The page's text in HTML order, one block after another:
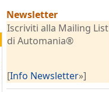
Newsletter
Iscriviti alla Mailing List
di Automania®
[Info Newsletter»]